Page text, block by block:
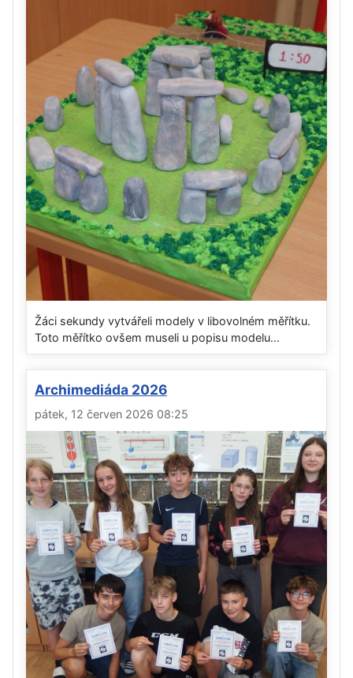
Žáci sekundy vytvářeli modely v libovolném měřítku.
Toto měřítko ovšem museli u popisu modelu...
Archimediáda 2026
pátek, 12 červen 2026 08:25